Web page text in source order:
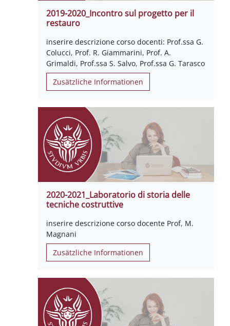
2019-2020_Incontro sul progetto per il
restauro
inserire descrizione corso docenti: Prof.ssa G.
Colucci, Prof. R. Giammarini, Prof. A.
Grimaldi, Prof.ssa S. Salvo, Prof.ssa G. Tarasco
Zusätzliche Informationen
2020-2021_Laboratorio di storia delle
tecniche costruttive
inserire descrizione corso docente Prof, M.
Magnani
Zusätzliche Informationen